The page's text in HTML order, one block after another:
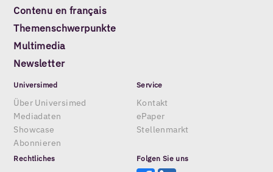
Contenu en français
Themenschwerpunkte
Multimedia
Newsletter
Universimed
Über Universimed
Mediadaten
Showcase
Abonnieren
Service
Kontakt
ePaper
Stellenmarkt
Rechtliches Folgen Sie uns